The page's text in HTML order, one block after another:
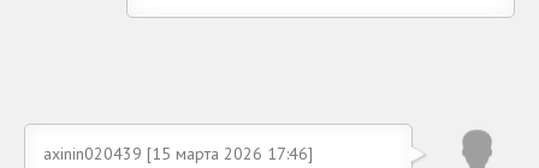
axinin020439 [15 марта 2026 17:46]